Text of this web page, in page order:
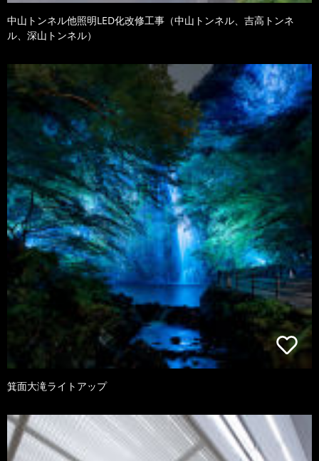
中山トンネル他照明LED化改修工事（中山トンネル、吉高トンネ
ル、深山トンネル）
箕面大滝ライトアップ